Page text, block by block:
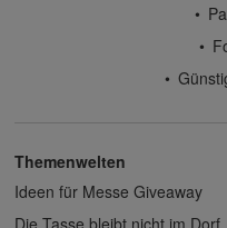
Themenwelten
Ideen für Messe Giveaway
Die Tasse bleibt nicht im Dorf